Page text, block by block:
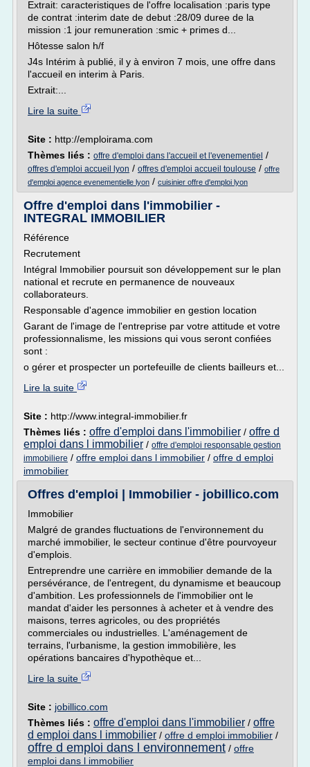
Extrait: caracteristiques de l'offre localisation :paris type
de contrat :interim date de debut :28/09 duree de la
mission :1 jour remuneration :smic + primes d...
Hôtesse salon h/f
J4s Intérim à publié, il y à environ 7 mois, une offre dans
l'accueil en interim à Paris.
Extrait:...
Lire la suite
Site : http://emploirama.com
Thèmes liés : offre d'emploi dans l'accueil et l'evenementiel /
offres d'emploi accueil lyon / offres d'emploi accueil toulouse / offre
d'emploi agence evenementielle lyon / cuisinier offre d'emploi lyon
Offre d'emploi dans l'immobilier -
INTEGRAL IMMOBILIER
Référence
Recrutement
Intégral Immobilier poursuit son développement sur le plan
national et recrute en permanence de nouveaux
collaborateurs.
Responsable d'agence immobilier en gestion location
Garant de l'image de l'entreprise par votre attitude et votre
professionnalisme, les missions qui vous seront confiées
sont :
o gérer et prospecter un portefeuille de clients bailleurs et...
Lire la suite
Site : http://www.integral-immobilier.fr
Thèmes liés : offre d'emploi dans l'immobilier / offre d
emploi dans l immobilier / offre d'emploi responsable gestion
immobiliere / offre emploi dans l immobilier / offre d emploi
immobilier
Offres d'emploi | Immobilier - jobillico.com
Immobilier
Malgré de grandes fluctuations de l'environnement du
marché immobilier, le secteur continue d'être pourvoyeur
d'emplois.
Entreprendre une carrière en immobilier demande de la
persévérance, de l'entregent, du dynamisme et beaucoup
d'ambition. Les professionnels de l'immobilier ont le
mandat d'aider les personnes à acheter et à vendre des
maisons, terres agricoles, ou des propriétés
commerciales ou industrielles. L'aménagement de
terrains, l'urbanisme, la gestion immobilière, les
opérations bancaires d'hypothèque et...
Lire la suite
Site : jobillico.com
Thèmes liés : offre d'emploi dans l'immobilier / offre
d emploi dans l immobilier / offre d emploi immobilier /
offre d emploi dans l environnement / offre
emploi dans l immobilier